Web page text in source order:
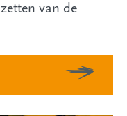
van de